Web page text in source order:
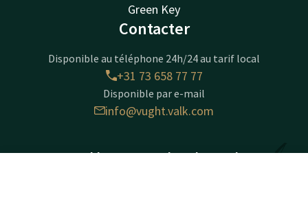
Green Key
Contacter
Disponible au téléphone 24h/24 au tarif local
+31 73 658 77 77
Disponible par e-mail
info@vught.valk.com
Hotel 's-Hertogenbosch - Vught